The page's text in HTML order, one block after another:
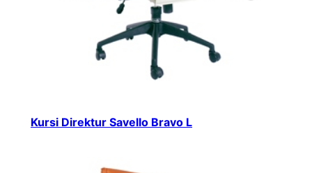
Kursi Direktur Savello Bravo L